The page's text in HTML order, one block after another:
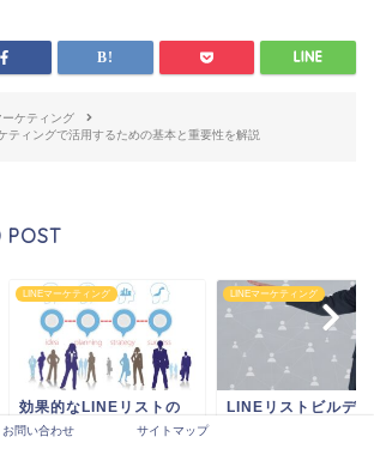
ーケティング
ティングで活用するための基本と重要性を解説
POST
LINEマーケティング
LINEリストビルディン
グとは？効率よく見込み
LINEマーケティング
LINEリストを最短
お問い合わせ サイトマップ